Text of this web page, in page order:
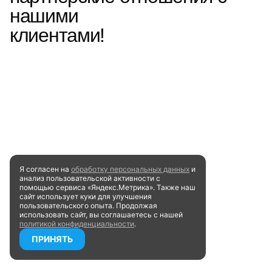
нашими
клиентами!
Я согласен на обработку персональных данных и
анализ пользовательской активности с
помощью сервиса «Яндекс.Метрика». Также наш
сайт использует куки для улучшения
пользовательского опыта. Продолжая
использовать сайт, вы соглашаетесь с нашей
политикой конфиденциальности.
ПРИНЯТЬ